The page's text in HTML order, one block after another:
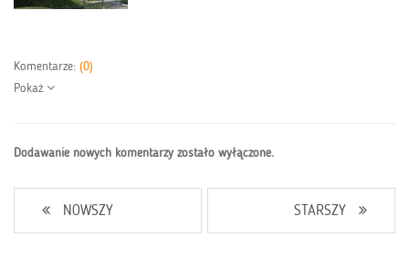
Komentarze: (0)
Pokaż
Dodawanie nowych komentarzy zostało wyłączone.
NOWSZY STARSZY